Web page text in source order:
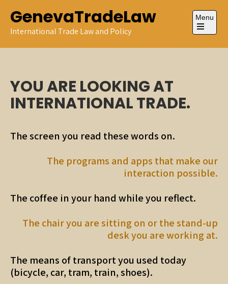
content
GenevaTradeLaw
International Trade Law and Policy
Menu
Open
YOU ARE LOOKING AT
INTERNATIONAL TRADE.
The screen you read these words on.
The programs and apps that make our
interaction possible.
The coffee in your hand while you reflect.
The chair you are sitting on or the stand-up
desk you are working at.
The means of transport you used today
(bicycle, car, tram, train, shoes).